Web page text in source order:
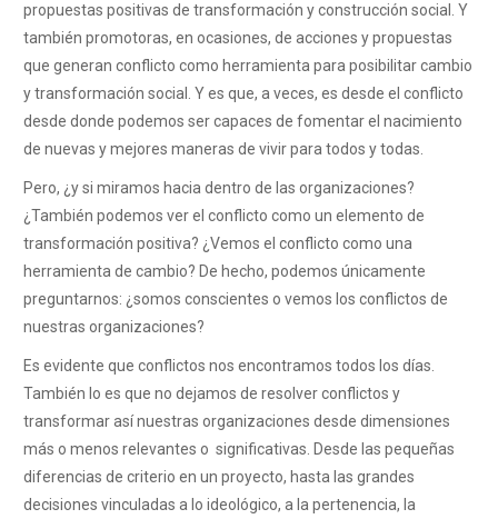
propuestas positivas de transformación y construcción social. Y
también promotoras, en ocasiones, de acciones y propuestas
que generan conflicto como herramienta para posibilitar cambio
y transformación social. Y es que, a veces, es desde el conflicto
desde donde podemos ser capaces de fomentar el nacimiento
de nuevas y mejores maneras de vivir para todos y todas.
Pero, ¿y si miramos hacia dentro de las organizaciones?
¿También podemos ver el conflicto como un elemento de
transformación positiva? ¿Vemos el conflicto como una
herramienta de cambio? De hecho, podemos únicamente
preguntarnos: ¿somos conscientes o vemos los conflictos de
nuestras organizaciones?
Es evidente que conflictos nos encontramos todos los días.
También lo es que no dejamos de resolver conflictos y
transformar así nuestras organizaciones desde dimensiones
más o menos relevantes o significativas. Desde las pequeñas
diferencias de criterio en un proyecto, hasta las grandes
decisiones vinculadas a lo ideológico, a la pertenencia, la